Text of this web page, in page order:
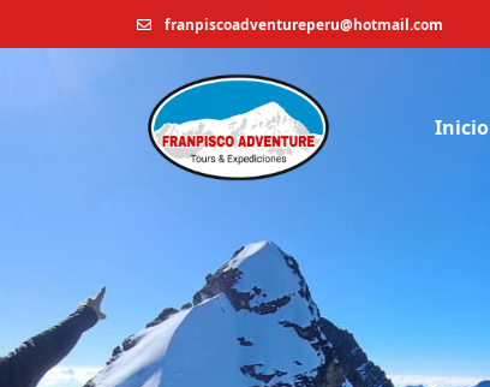
franpiscoadventureperu@hotmail.com
Inicio